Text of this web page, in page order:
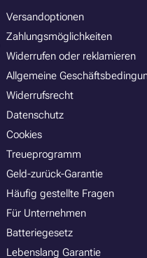
Versandoptionen
Zahlungsmöglichkeiten
Widerrufen oder reklamieren
Allgemeine
Widerrufsrecht
Datenschutz
Cookies
Treueprogramm
Geld-zurück-Garantie
Häufig gestellte Fragen
Für Unternehmen
Batteriegesetz
Lebenslang Garantie